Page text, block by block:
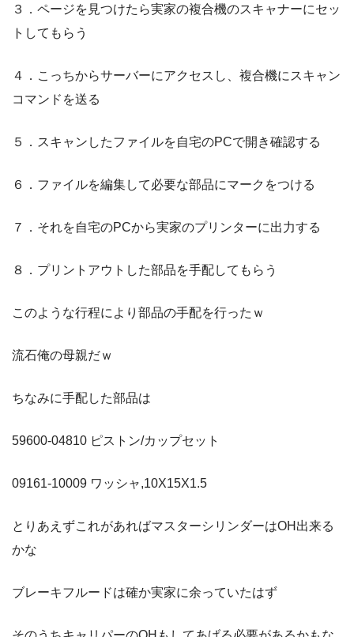
３．ページを見つけたら実家の複合機のスキャナーにセッ
トしてもらう
４．こっちからサーバーにアクセスし、複合機にスキャン
コマンドを送る
５．スキャンしたファイルを自宅のPCで開き確認する
６．ファイルを編集して必要な部品にマークをつける
７．それを自宅のPCから実家のプリンターに出力する
８．プリントアウトした部品を手配してもらう
このような行程により部品の手配を行ったｗ
流石俺の母親だｗ
ちなみに手配した部品は
59600-04810 ピストン/カップセット
09161-10009 ワッシャ,10X15X1.5
とりあえずこれがあればマスターシリンダーはOH出来る
かな
ブレーキフルードは確か実家に余っていたはず